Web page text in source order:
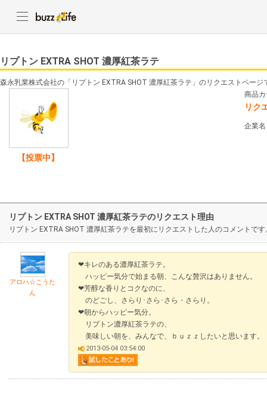
リプトン EXTRA SHOT 濃厚紅茶ラテ
森永乳業株式会社の「リプトン EXTRA SHOT 濃厚紅茶ラテ」のリクエストページ
【投票中】
商品
リク
企業
リプトン EXTRA SHOT 濃厚紅茶ラテのリクエスト理由
リプトン EXTRA SHOT 濃厚紅茶ラテを最初にリクエストした人のコメントです
アロハ☆こうた
ん
❤キレのある濃厚紅茶ラテ。
ハッピー気分で始まる朝、こんな贅沢はありません。
❤芳醇な香りとコクなのに、
のどごし、さらり･さら･さら・さらり。
❤朝からハッピー気分。
リプトン濃厚紅茶ラテの、
美味しい朝を、みんなで、ｂｕｚｚしたいと思います。
2013-05-04 03:54:00